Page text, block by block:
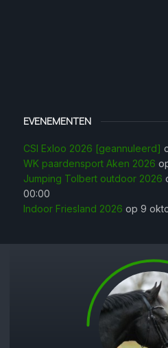
EVENEMENTEN
CSI Exloo 2026 [geannuleerd]
WK paardensport Aken 2026
Jumping Tolbert outdoor 2026
00:00
Indoor Friesland 2026 op 9